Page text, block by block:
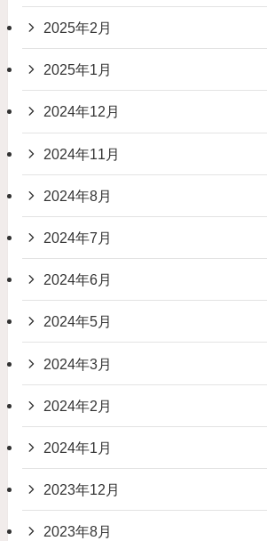
2025年2月
2025年1月
2024年12月
2024年11月
2024年8月
2024年7月
2024年6月
2024年5月
2024年3月
2024年2月
2024年1月
2023年12月
2023年8月